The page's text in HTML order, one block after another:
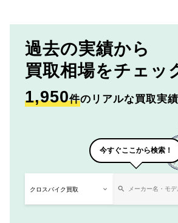
過去の実績から
買取相場をチェッ
1,950件のリアルな買取実
今すぐここから検索！